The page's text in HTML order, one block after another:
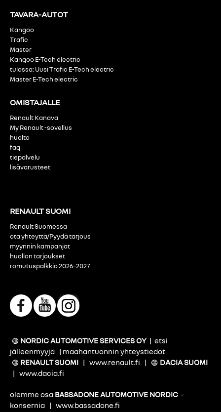
TAVARA-AUTOT
Kangoo
Trafic
Master
Kangoo E-Tech electric
tulossa: Uusi Trafic E-Tech electric
Master E-Tech electric
OMISTAJALLE
Renault Kanava
My Renault -sovellus
huolto
faq
tiepalvelu
lisävarusteet
RENAULT SUOMI
Renault Suomessa
ota yhteyttä/Pyydä tarjous
myynnin kampanjat
huollon tarjoukset
romutuspalkkio 2026–2027
NORDIC AUTOMOTIVE SERVICES OY | etsi
jälleenmyyjä | maahantuonnin yhteystiedot
RENAULT SUOMI | www.renault.fi |
DACIA SUOMI
| www.dacia.fi
olemme osa BASSADONE AUTOMOTIVE NORDIC -
konsernia | www.bassadone.fi